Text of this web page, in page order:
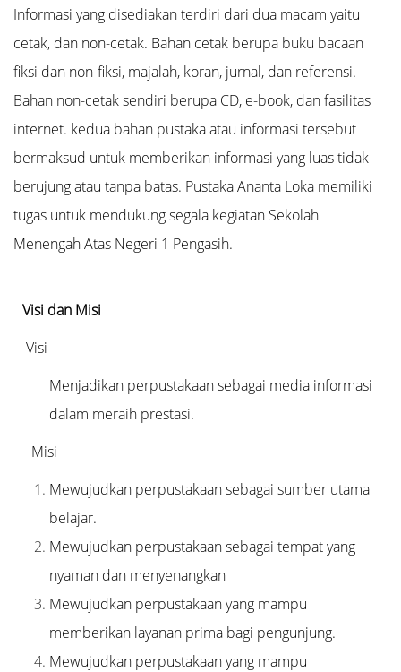
Informasi yang disediakan terdiri dari dua macam yaitu
cetak, dan non-cetak. Bahan cetak berupa buku bacaan
fiksi dan non-fiksi, majalah, koran, jurnal, dan referensi.
Bahan non-cetak sendiri berupa CD, e-book, dan fasilitas
internet. kedua bahan pustaka atau informasi tersebut
bermaksud untuk memberikan informasi yang luas tidak
berujung atau tanpa batas. Pustaka Ananta Loka memiliki
tugas untuk mendukung segala kegiatan Sekolah
Menengah Atas Negeri 1 Pengasih.
Visi dan Misi
Visi
Menjadikan perpustakaan sebagai media informasi
dalam meraih prestasi.
Misi
Mewujudkan perpustakaan sebagai sumber utama
belajar.
Mewujudkan perpustakaan sebagai tempat yang
nyaman dan menyenangkan
Mewujudkan perpustakaan yang mampu
memberikan layanan prima bagi pengunjung.
Mewujudkan perpustakaan yang mampu